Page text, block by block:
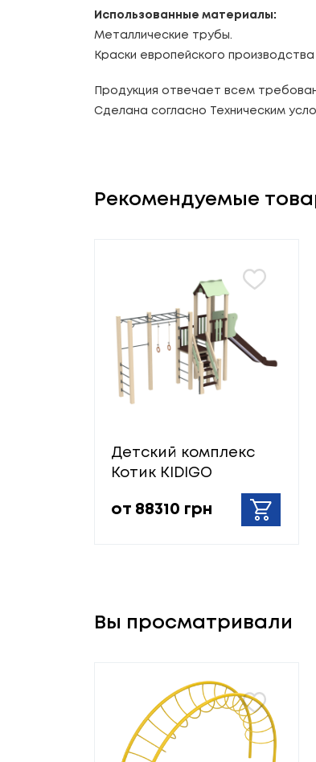
Использованные материалы:
Металлические трубы.
Краски европейского производства
Продукция отвечает всем
Сделана согласно Техническим
Рекомендуемые
Детский комплекс
Котик KIDIGO
от 88310 грн
Вы просматривали